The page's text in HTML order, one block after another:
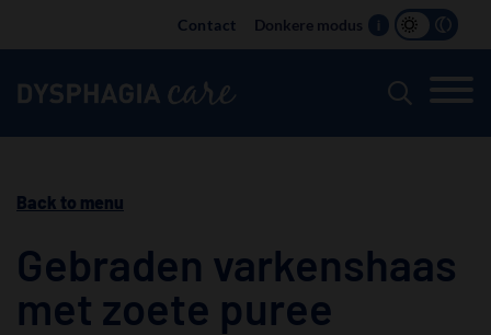
navigation
Contact Donkere modus i
Back to menu
Gebraden varkenshaas
met zoete puree